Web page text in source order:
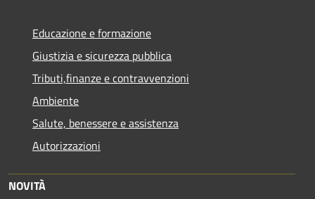
Educazione e formazione
Giustizia e sicurezza pubblica
Tributi,finanze e contravvenzioni
Ambiente
Salute, benessere e assistenza
Autorizzazioni
NOVITÀ